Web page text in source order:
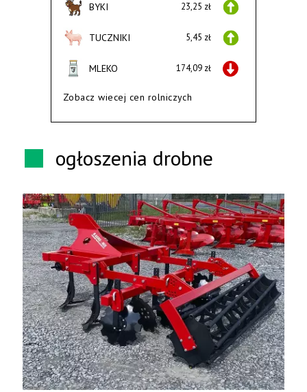
BYKI 23,25 zł
TUCZNIKI 5,45 zł
MLEKO 174,09 zł
Zobacz wiecej cen rolniczych
ogłoszenia drobne